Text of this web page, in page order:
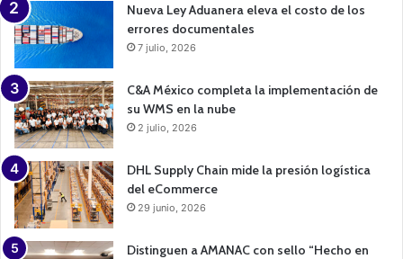
Nueva Ley Aduanera eleva el costo de los
errores documentales
7 julio, 2026
C&A México completa la implementación de
su WMS en la nube
2 julio, 2026
DHL Supply Chain mide la presión logística
del eCommerce
29 junio, 2026
Distinguen a AMANAC con sello “Hecho en